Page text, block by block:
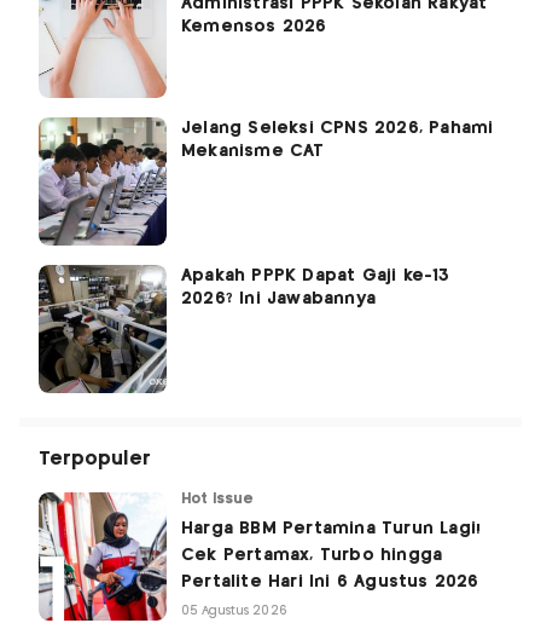
Administrasi PPPK Sekolah Rakyat
Kemensos 2026
Jelang Seleksi CPNS 2026, Pahami
Mekanisme CAT
Apakah PPPK Dapat Gaji ke-13
2026? Ini Jawabannya
Terpopuler
Hot Issue
Harga BBM Pertamina Turun Lagi!
Cek Pertamax, Turbo hingga
Pertalite Hari Ini 6 Agustus 2026
05 Agustus 2026